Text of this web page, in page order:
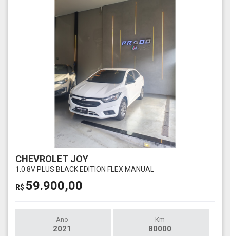
CHEVROLET JOY
1.0 8V PLUS BLACK EDITION FLEX MANUAL
R$ 59.900,00
Ano
2021
Km
80000